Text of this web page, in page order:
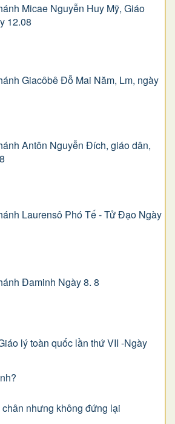
Micae Nguyễn Huy Mỹ, Giáo
12.08
Giacôbê Ðỗ Mai Năm, Lm, ngày
Antôn Nguyễn Ðích, giáo dân,
Laurensô Phó Tế - Tử Đạo Ngày
Đaminh Ngày 8. 8
lý toàn quốc lần thứ VII -Ngày
nhưng không đứng lại